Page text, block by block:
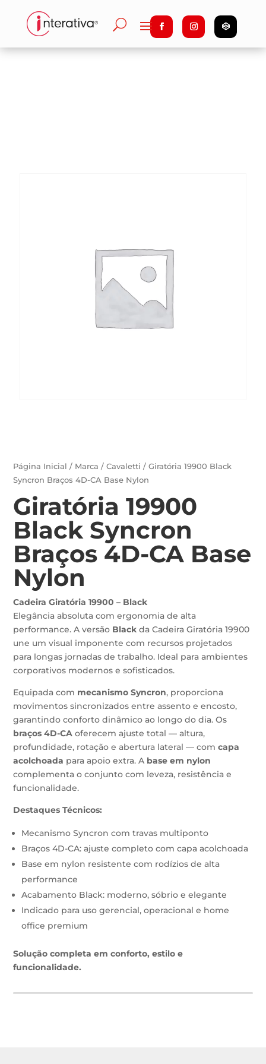
Página Inicial / Marca /Cavaletti / Giratória 19900 Black
Syncron Braços 4D-CA Base Nylon
Giratória 19900
Black Syncron
Braços 4D-CA Base
Nylon
Cadeira Giratória 19900 – Black
Elegância absoluta com ergonomia de alta
performance. A versão Black da Cadeira Giratória 19900
une um visual imponente com recursos projetados
para longas jornadas de trabalho. Ideal para ambientes
corporativos modernos e sofisticados.
Equipada com mecanismo Syncron, proporciona
movimentos sincronizados entre assento e encosto,
garantindo conforto dinâmico ao longo do dia. Os
braços 4D-CA oferecem ajuste total — altura,
profundidade, rotação e abertura lateral — comcapa
acolchoada para apoio extra. A base em nylon
complementa o conjunto com leveza, resistência e
funcionalidade.
Destaques Técnicos:
Mecanismo Syncron com travas multiponto
Braços 4D-CA: ajuste completo com capa acolchoada
Base em nylon resistente com rodízios de alta
performance
Acabamento Black: moderno, sóbrio e elegante
Indicado para uso gerencial, operacional e home
office premium
Solução completa em conforto, estilo e
funcionalidade.